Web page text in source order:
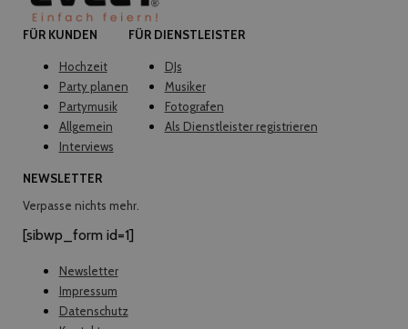
FÜR KUNDEN
Hochzeit
Party planen
Partymusik
Allgemein
Interviews
FÜR DIENSTLEISTER
DJs
Musiker
Fotografen
Als Dienstleister registrieren
NEWSLETTER
Verpasse nichts mehr.
[sibwp_form id=1]
Newsletter
Impressum
Datenschutz